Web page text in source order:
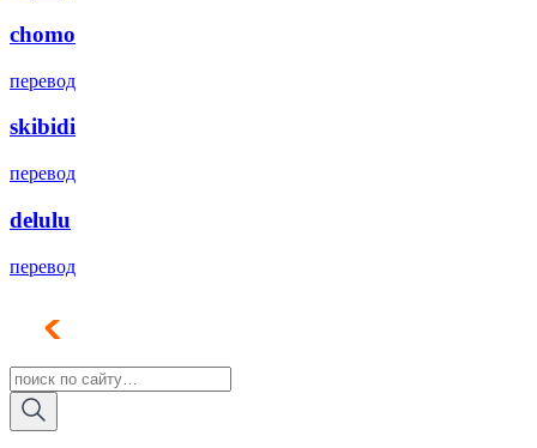
chomo
перевод
skibidi
перевод
delulu
перевод